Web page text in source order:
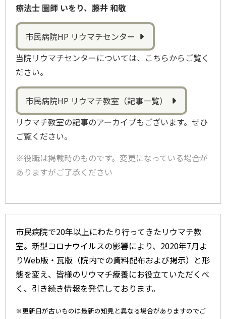
療法士 圖師 いをり、藤井 和敬
市民病院HP リウマチセンター
当院リウマチセンターについては、こちらからご覧く
ださい。
市民病院HP リウマチ教室（記事一覧）
リウマチ教室の記事のアーカイブもございます。ぜひ
ご覧ください。
※役職は掲載時のものです。変更になっている場合が
ありますがご了承ください
市民病院で20年以上にわたり行ってきたリウマチ教
室。新型コロナウイルスの影響により、2020年7月よ
りWeb版・瓦版（院内での資料配布および掲示）と形
態を変え、皆様のリウマチ療養にお役立ていただくべ
く、引き続き情報を発信しております。
※更新日が古いものは最新の知見と異なる場合がありますのでご